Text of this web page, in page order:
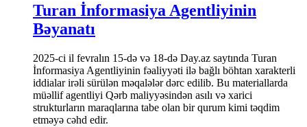
Turan İnformasiya Agentliyinin
Bəyanatı
2025-ci il fevralın 15-də və 18-də Day.az saytında Turan
İnformasiya Agentliyinin fəaliyyəti ilə bağlı böhtan xarakterli
iddialar irəli sürülən məqalələr dərc edilib. Bu materiallarda
müəllif agentliyi Qərb maliyyəsindən asılı və xarici
strukturların maraqlarına tabe olan bir qurum kimi təqdim
etməyə cəhd edir.